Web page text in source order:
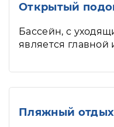
Открытый
Бассейн, с
является
Пляжный отдых